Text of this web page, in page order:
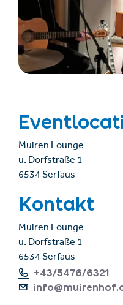
Muiren Lounge
u. Dorfstraße 1
6534 Serfaus
Kontakt
Muiren Lounge
u. Dorfstraße 1
6534 Serfaus
+43/5476/6321